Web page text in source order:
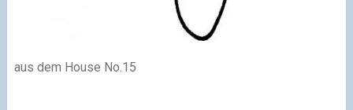
aus dem House No.15